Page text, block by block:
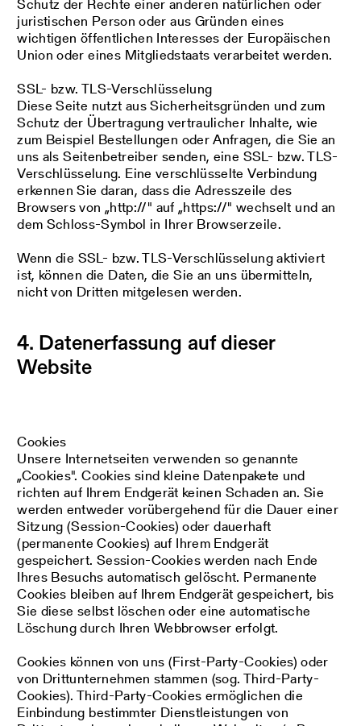
juristischen Person oder aus Gründen eines
wichtigen öffentlichen Interesses der Europäischen
Union oder eines Mitgliedstaats verarbeitet werden.
SSL- bzw. TLS-Verschlüsselung
Diese Seite nutzt aus Sicherheitsgründen und zum
Schutz der Übertragung vertraulicher Inhalte, wie
zum Beispiel Bestellungen oder Anfragen, die Sie an
uns als Seitenbetreiber senden, eine SSL- bzw. TLS-
Verschlüsselung. Eine verschlüsselte Verbindung
erkennen Sie daran, dass die Adresszeile des
Browsers von „http://" auf „https://" wechselt und an
dem Schloss-Symbol in Ihrer Browserzeile.
Wenn die SSL- bzw. TLS-Verschlüsselung aktiviert
ist, können die Daten, die Sie an uns übermitteln,
nicht von Dritten mitgelesen werden.
4. Datenerfassung auf dieser
Website
Cookies
Unsere Internetseiten verwenden so genannte
„Cookies". Cookies sind kleine Datenpakete und
richten auf Ihrem Endgerät keinen Schaden an. Sie
werden entweder vorübergehend für die Dauer einer
Sitzung (Session-Cookies) oder dauerhaft
(permanente Cookies) auf Ihrem Endgerät
gespeichert. Session-Cookies werden nach Ende
Ihres Besuchs automatisch gelöscht. Permanente
Cookies bleiben auf Ihrem Endgerät gespeichert, bis
Sie diese selbst löschen oder eine automatische
Löschung durch Ihren Webbrowser erfolgt.
Cookies können von uns (First-Party-Cookies) oder
von Drittunternehmen stammen (sog. Third-Party-
Cookies). Third-Party-Cookies ermöglichen die
Einbindung bestimmter Dienstleistungen von